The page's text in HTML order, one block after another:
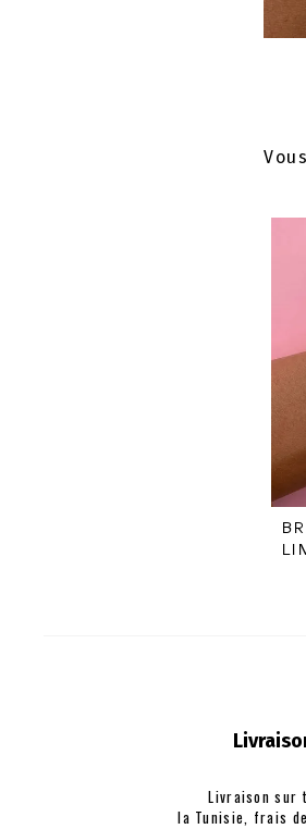
Livraison sur
la Tunisie, frais de